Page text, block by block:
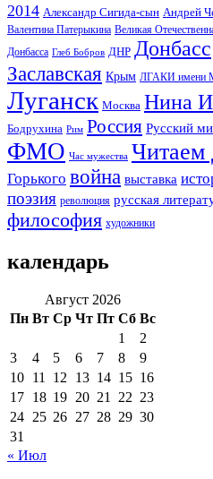
2014 Александр Сигида-сын Андрей
Валентина Патерыкина Великая
Донбасса Глеб Бобров ДНР Донбасс
Заславская Крым ЛГАКИ имени
Луганск Москва Нина
Бодрухина Рим Россия Русский
ФМО Час мужества Читаем
Горького война выставка
поэзия революция русская
философия художники
календарь
Август 2026
Пн Вт Ср Чт Пт Сб Вс
1
2
3
4 5 6 7 8
9
10 11 12 13 14 15 16
17 18 19 20 21 22 23
24 25 26 27 28 29 30
31
« Июл